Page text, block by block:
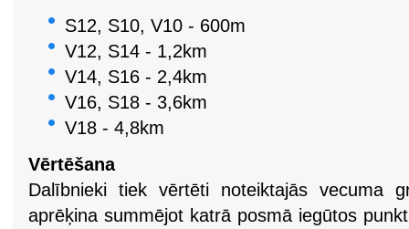
S12, S10, V10 - 600m
V12, S14 - 1,2km
V14, S16 - 2,4km
V16, S18 - 3,6km
V18 - 4,8km
Vērtēšana
Dalībnieki tiek vērtēti noteiktajās vecuma
aprēķina summējot katrā posmā iegūtos